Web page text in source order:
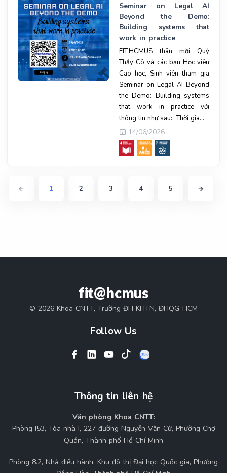
Seminar on Legal AI
Beyond the Demo:
Building systems that
work in practice
FIT.HCMUS thân mời Quý
Thầy Cô và các bạn Học viên
Cao học, Sinh viên tham gia
Seminar on Legal AI Beyond
the Demo: Building systems
that work in practice với
thông tin như sau: Thời gia...
14/06/2026
1 2 3 4 5
fit@hcmus
© 2026 Khoa CNTT, Trường ĐH KHTN, ĐHQG-HCM
Follow Us
Thông tin liên hệ
Văn phòng Khoa CNTT:
Phòng I53, Tòa nhà I, 227 đường Nguyễn Văn Cừ, Phường Chợ
Quán, Thành phố Hồ Chí Minh
Phòng 8.2, Nhà điều hành, Khu đô thị Đại học Quốc gia, Phường